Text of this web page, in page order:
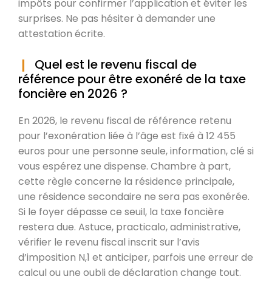
impôts pour confirmer l’application et éviter les
surprises. Ne pas hésiter à demander une
attestation écrite.
Quel est le revenu fiscal de
référence pour être exonéré de la taxe
foncière en 2026 ?
En 2026, le revenu fiscal de référence retenu
pour l’exonération liée à l’âge est fixé à 12 455
euros pour une personne seule, information, clé si
vous espérez une dispense. Chambre à part,
cette règle concerne la résidence principale,
une résidence secondaire ne sera pas exonérée.
Si le foyer dépasse ce seuil, la taxe foncière
restera due. Astuce, practicalo, administrative,
vérifier le revenu fiscal inscrit sur l’avis
d’imposition N,1 et anticiper, parfois une erreur de
calcul ou une oubli de déclaration change tout.